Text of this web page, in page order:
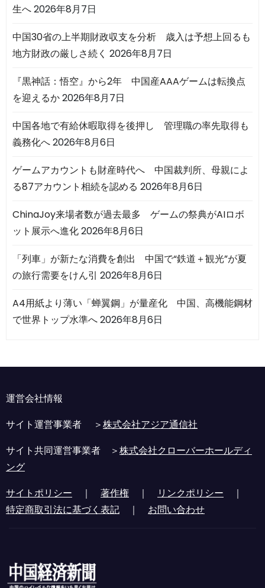
生へ2026年8月7日
中国30省の上半期財政収支を分析 歳入は予想上回るも
地方財政の厳しさ続く 2026年8月7日
『黒神話：悟空』から2年 中国産AAAゲームは転換点
を迎えるか2026年8月7日
中国各地で有給休暇取得を後押し 管理職の率先取得も
義務化へ2026年8月6日
ゲームアカウントも財産時代へ 中国裁判所、母親によ
る87アカウント相続を認める 2026年8月6日
ChinaJoy来場者数が過去最多 ゲームの祭典がAIロボ
ット展示へ進化2026年8月6日
「列車」が新たな消費を創出 中国で“鉄道＋観光”が夏
の旅行需要をけん引 2026年8月6日
A4用紙より薄い「蝉翼鋼」が量産化 中国、高機能鋼材
で世界トップ水準へ2026年8月6日
運営会社情報
サイト運営事業者 ＞株式会社アジア通信社
サイト共同運営事業者 ＞株式会社クローバーホールディ
ング
サイトポリシー ｜ 著作権 ｜ リンクポリシー ｜
特定商取引法に基づく表記 ｜ お問い合わせ